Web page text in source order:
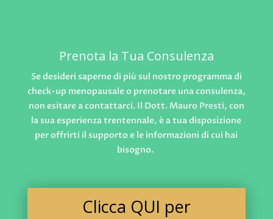
Prenota la Tua Consulenza
Se desideri saperne di più sul nostro programma di
check-up menopausale o prenotare una consulenza,
non esitare a contattarci. Il Dott. Mauro Presti, con
la sua esperienza trentennale, è a tua disposizione
per offrirti il supporto e le informazioni di cui hai
bisogno.
Clicca QUI per